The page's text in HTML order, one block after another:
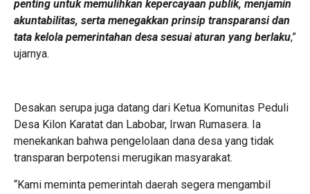
penting untuk memulihkan kepercayaan publik, menjamin
akuntabilitas, serta menegakkan prinsip transparansi dan
tata kelola pemerintahan desa sesuai aturan yang berlaku,”
ujarnya.
Desakan serupa juga datang dari Ketua Komunitas Peduli
Desa Kilon Karatat dan Labobar, Irwan Rumasera. Ia
menekankan bahwa pengelolaan dana desa yang tidak
transparan berpotensi merugikan masyarakat.
“Kami meminta pemerintah daerah segera mengambil